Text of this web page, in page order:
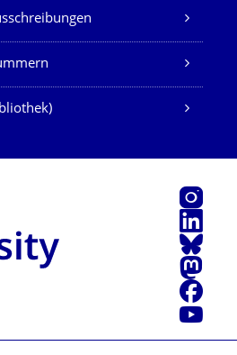
Instagram
LinkedIn
Bluesky
Mastodon
Facebook
Youtube